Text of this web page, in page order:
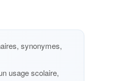
synonymes,
usage scolaire,